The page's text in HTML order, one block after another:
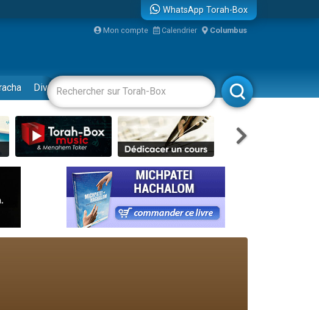
de violences...
Enfants
WhatsApp Torah-Box
Mon compte Calendrier Columbus
Divertissements Livres Rabbanim